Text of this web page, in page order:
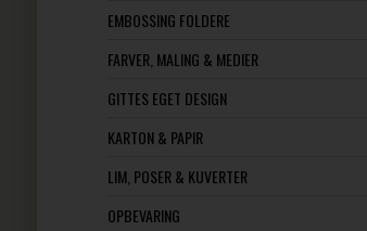
EMBOSSING FOLDERE
FARVER, MALING & MEDIER
GITTES EGET DESIGN
KARTON & PAPIR
LIM, POSER & KUVERTER
OPBEVARING